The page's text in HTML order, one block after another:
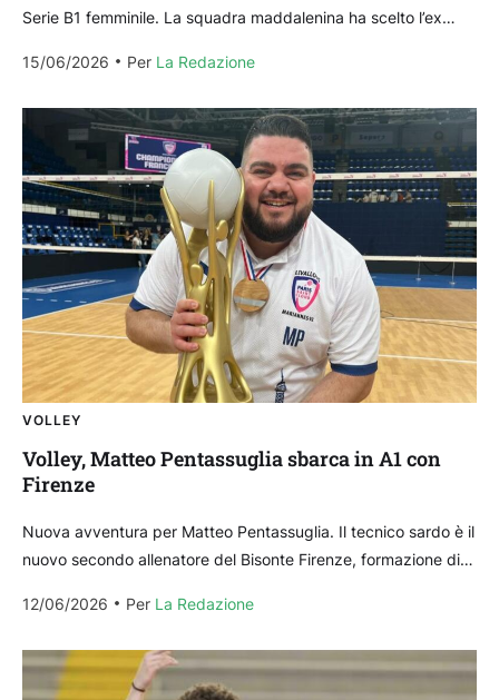
Serie B1 femminile. La squadra maddalenina ha scelto l’ex
15/06/2026
Per La Redazione
VOLLEY
Volley, Matteo Pentassuglia sbarca in A1 con
Firenze
Nuova avventura per Matteo Pentassuglia. Il tecnico sardo è il
nuovo secondo allenatore del Bisonte Firenze, formazione di
12/06/2026
Per La Redazione